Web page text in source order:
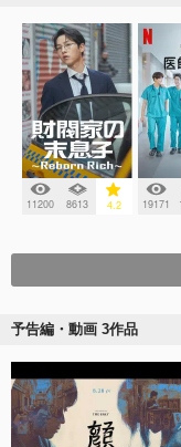
11200 8613 4.2 19171
予告編・動画 3作品